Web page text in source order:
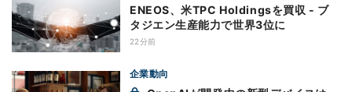
ENEOS、米TPC Holdingsを買収 - ブ
タジエン生産能力で世界3位に
22分前
企業動向